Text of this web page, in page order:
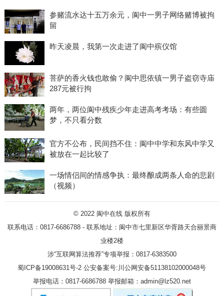
参赌流水达十五万余元，阆中一男子网络赌博被拘
留
昨天凌晨，我第一次走进了阆中殡仪馆
菩萨的香火钱也敢偷？阆中思依镇一男子盗窃寺庙
287元被行拘
两年，两位阆中残疾少年走进高考考场：有些圆
梦，不只看分数
官方不公布，民间挡不住：阆中中学和东风中学又
被放在一起比较了
一场情侣间的情感争执：最终酿成两条人命的悲剧
（视频）
© 2022 阆中在线版权所有
联系电话：0817-6686788 - 联系地址：阆中市七里新区华胥路天合丽景商
业楼2楼
涉“互联网算法推荐”专项举报：0817-6383500
蜀ICP备19008631号-2 公安备案号:川公网安备51138102000048号
举报电话：0817-6686788 举报邮箱：admin@lz520.net